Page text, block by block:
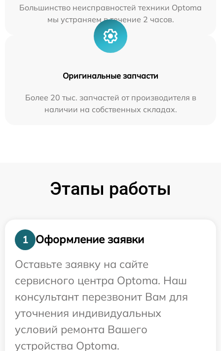
Большинство неисправностей техники Optoma
мы устраняем в течение 2 часов.
Оригинальные запчасти
Более 20 тыс. запчастей от производителя в
наличии на собственных складах.
Этапы работы
1
Оформление заявки
Оставьте заявку на сайте
сервисного центра Optoma. Наш
консультант перезвонит Вам для
уточнения индивидуальных
условий ремонта Вашего
устройства Optoma.